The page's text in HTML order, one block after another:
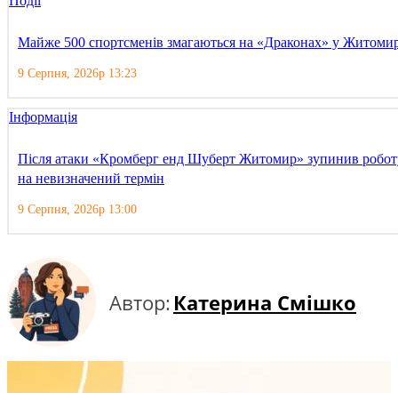
Майже 500 спортсменів змагаються на «Драконах» у
9 Серпня, 2026р 13:23
Інформація
Після атаки «Кромберг енд Шуберт Житомир» зупинив
на невизначений термін
9 Серпня, 2026р 13:00
Автор: Катерина Смішко